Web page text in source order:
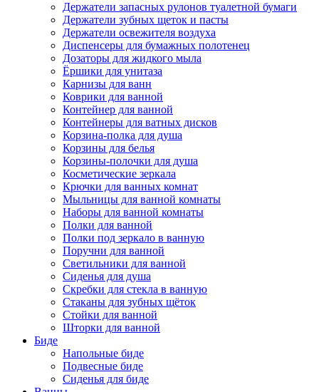
Держатели запасных рулонов туалетной бумаги
Держатели зубных щеток и пасты
Держатели освежителя воздуха
Диспенсеры для бумажных полотенец
Дозаторы для жидкого мыла
Ёршики для унитаза
Карнизы для ванн
Коврики для ванной
Контейнер для ванной
Контейнеры для ватных дисков
Корзина-полка для душа
Корзины для белья
Корзины-полочки для душа
Косметические зеркала
Крючки для ванных комнат
Мыльницы для ванной комнаты
Наборы для ванной комнаты
Полки для ванной
Полки под зеркало в ванную
Поручни для ванной
Светильники для ванной
Сиденья для душа
Скребки для стекла в ванную
Стаканы для зубных щёток
Стойки для ванной
Шторки для ванной
Биде
Напольные биде
Подвесные биде
Сиденья для биде